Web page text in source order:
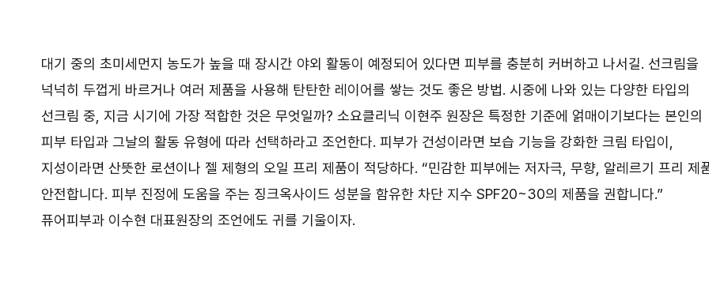
대기 중의 초미세먼지 농도가 높을 때 장시간 야외 활동이 예정되어 있다면 피부를 충분히 커버하고 나서길. 선크림을
넉넉히 두껍게 바르거나 여러 제품을 사용해 탄탄한 레이어를 쌓는 것도 좋은 방법. 시중에 나와 있는 다양한 타입의
선크림 중, 지금 시기에 가장 적합한 것은 무엇일까? 소요클리닉 이현주 원장은 특정한 기준에 얽매이기보다는 본인의
피부 타입과 그날의 활동 유형에 따라 선택하라고 조언한다. 피부가 건성이라면 보습 기능을 강화한 크림 타입이,
지성이라면 산뜻한 로션이나 젤 제형의 오일 프리 제품이 적당하다. “민감한 피부에는 저자극, 무향, 알레르기 프리 제
안전합니다. 피부 진정에 도움을 주는 징크옥사이드 성분을 함유한 차단 지수 SPF20~30의 제품을 권합니다.”
퓨어피부과 이수현 대표원장의 조언에도 귀를 기울이자.